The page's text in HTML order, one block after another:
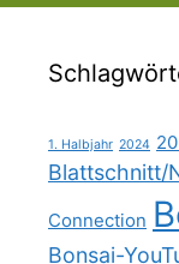
1. Halbjahr 2024
Blattschnitt/
Connection
Bonsai-